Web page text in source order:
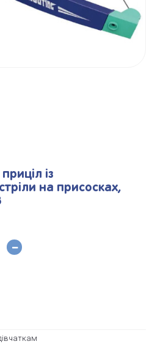
із
на присосках,